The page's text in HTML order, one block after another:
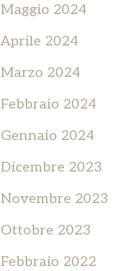
Maggio 2024
Aprile 2024
Marzo 2024
Febbraio 2024
Gennaio 2024
Dicembre 2023
Novembre 2023
Ottobre 2023
Febbraio 2022